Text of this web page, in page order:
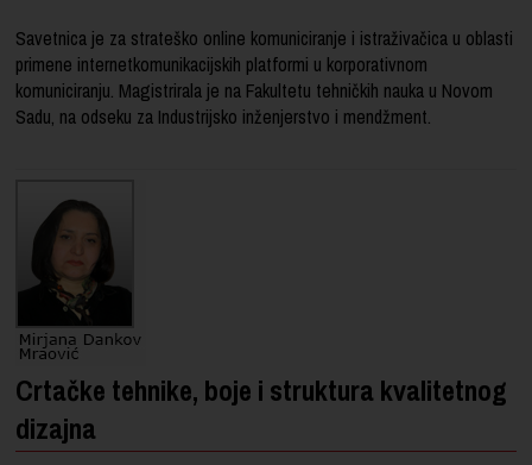
Savetnica je za strateško online komuniciranje i istraživačica u oblasti
primene internetkomunikacijskih platformi u korporativnom
komuniciranju. Magistrirala je na Fakultetu tehničkih nauka u Novom
Sadu, na odseku za Industrijsko inženjerstvo i mendžment.
Crtačke tehnike, boje i struktura kvalitetnog
dizajna